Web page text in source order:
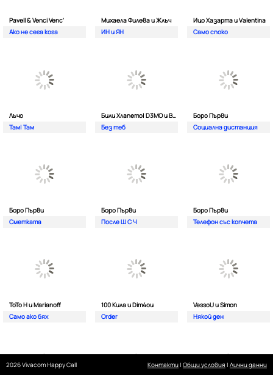
Pavell & Venci Venc'
Ако не сега кога
Михаела Филева и Жлъч
ИН и ЯН
Ицо Хазарта и Valentina
Само споко
Лъчо
Там| Там
Били Хлапето| D3MO и BREVIS
Без теб
Боро Първи
Социална дистанция
Боро Първи
Сметката
Боро Първи
После Ш С Ч
Боро Първи
Телефон със копчета
ТоТо Н и Marianoff
Само ако бях
100 Кила и Dim4ou
Order
VessoU и Simon
Някой ден
2026 Vivacom Happy Call Контакти| Общи условия | Лични данни